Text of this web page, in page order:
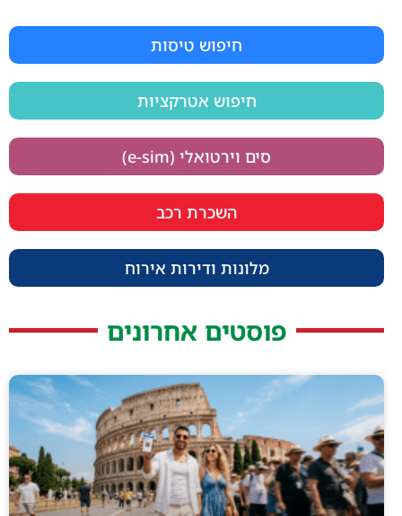
חיפוש טיסות
חיפוש אטרקציות
סים וירטואלי (e-sim)
השכרת רכב
מלונות ודירות אירוח
פוסטים אחרונים